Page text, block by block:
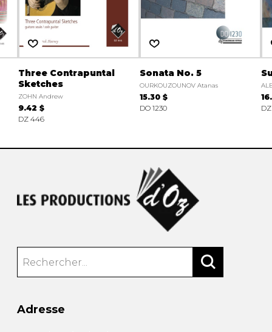
Three Contrapuntal
Sketches
ZOHN Andrew
9.42 $
DZ 446
Sonata No. 5
OURKOUZOUNOV Atanas
15.30 $
DO 1230
Adresse